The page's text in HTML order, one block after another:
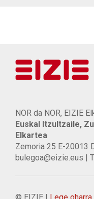
NOR da NOR, EIZIE
Euskal Itzultzaile,
Elkartea
Zemoria 25 E-20013
bulegoa@eizie.eus |